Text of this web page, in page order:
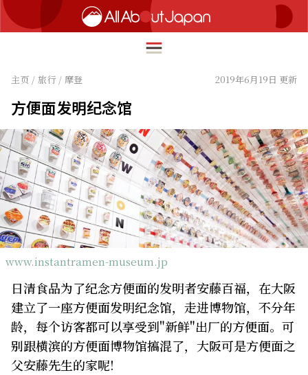
简体中文
繁體中文
ภาษาไทย
한국어
HOME
旅行
美食
文化
热点
关于我们 网站政策
主页 / 旅行 / 摩登 2019年6月19日 更新
方便面发明纪念馆
www.instantramen-museum.jp
日清食品为了纪念方便面的发明者安藤百福，在大阪
建立了一座方便面发明纪念馆，走进博物馆，不分年
龄，每个访客都可以享受到"新鲜"出厂的方便面。可
别跟横滨的方便面博物馆搞混了，大阪可是方便面之
父安藤先生的家呢!